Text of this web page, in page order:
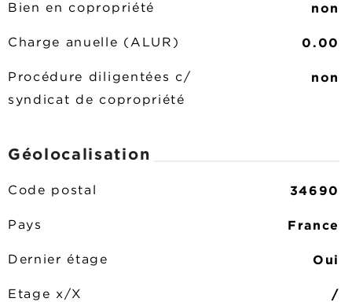
Bien en copropriété non
Charge anuelle (ALUR) 0.00
Procédure diligentées c/
syndicat de copropriété
non
Géolocalisation
Code postal 34690
Pays France
Dernier étage Oui
Etage x/X /